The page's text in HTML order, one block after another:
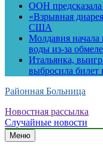
ООН предсказала
«Взрывная
США
Молдавия начала
воды из-за
Итальянка,
выбросила
Районная Больница
Новостная рассылка
Случайные новости
Меню